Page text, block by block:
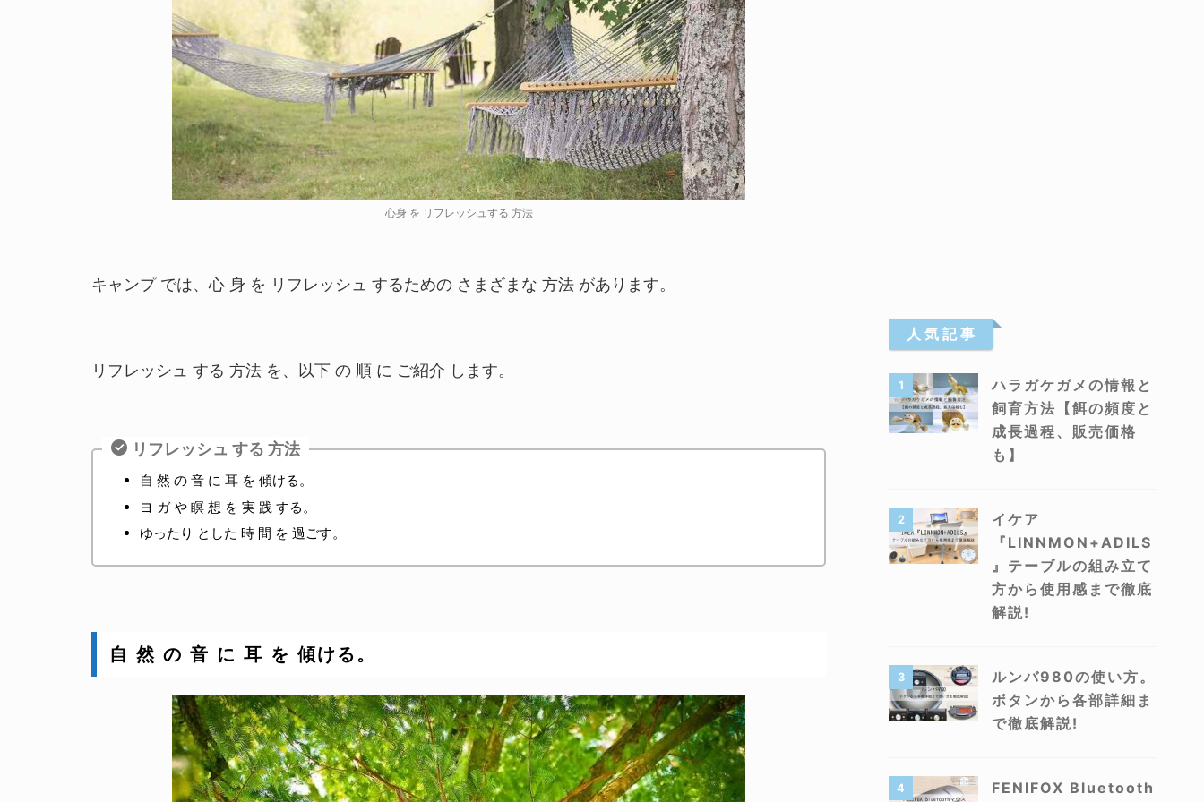
心身 を リフレッシュする 方法
キャンプ では、心 身 を リフレッシュ するための さまざまな 方法 があります。
リフレッシュ する 方法 を、以下 の 順 に ご紹介 します。
リフレッシュ する 方法
自 然 の 音 に 耳 を 傾ける。
ヨ ガ や 瞑 想 を 実 践 する。
ゆったり とした 時 間 を 過ごす。
自 然 の 音 に 耳 を 傾ける。
人 気 記 事
1
ハラガケガメの情報と
飼育方法【餌の頻度と
成長過程、販売価格
も】
2
イケア
『LINNMON+ADILS
』テーブルの組み立て
方から使用感まで徹底
解説!
3
ルンバ980の使い方。
ボタンから各部詳細ま
で徹底解説!
4
FENIFOX Bluetooth